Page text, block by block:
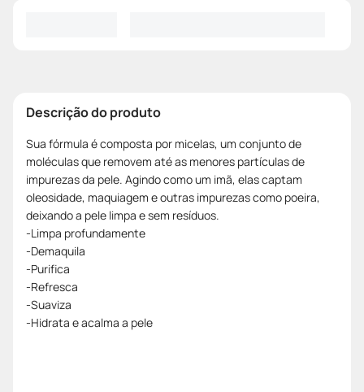
Descrição do produto
Sua fórmula é composta por micelas, um conjunto de
moléculas que removem até as menores partículas de
impurezas da pele. Agindo como um imã, elas captam
oleosidade, maquiagem e outras impurezas como poeira,
deixando a pele limpa e sem resíduos.
-Limpa profundamente
-Demaquila
-Purifica
-Refresca
-Suaviza
-Hidrata e acalma a pele